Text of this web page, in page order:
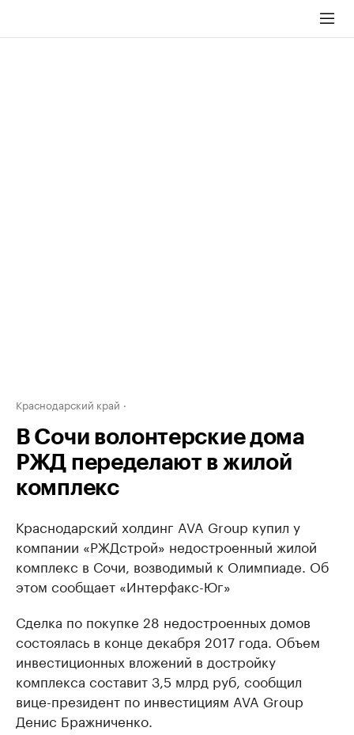
Краснодарский край
В Сочи волонтерские дома
РЖД переделают в жилой
комплекс
Краснодарский холдинг AVA Group купил у
компании «РЖДстрой» недостроенный жилой
комплекс в Сочи, возводимый к Олимпиаде. Об
этом сообщает «Интерфакс-Юг»
Сделка по покупке 28 недостроенных домов
состоялась в конце декабря 2017 года. Объем
инвестиционных вложений в достройку
комплекса составит 3,5 млрд руб, сообщил
вице-президент по инвестициям AVA Group
Денис Бражниченко.